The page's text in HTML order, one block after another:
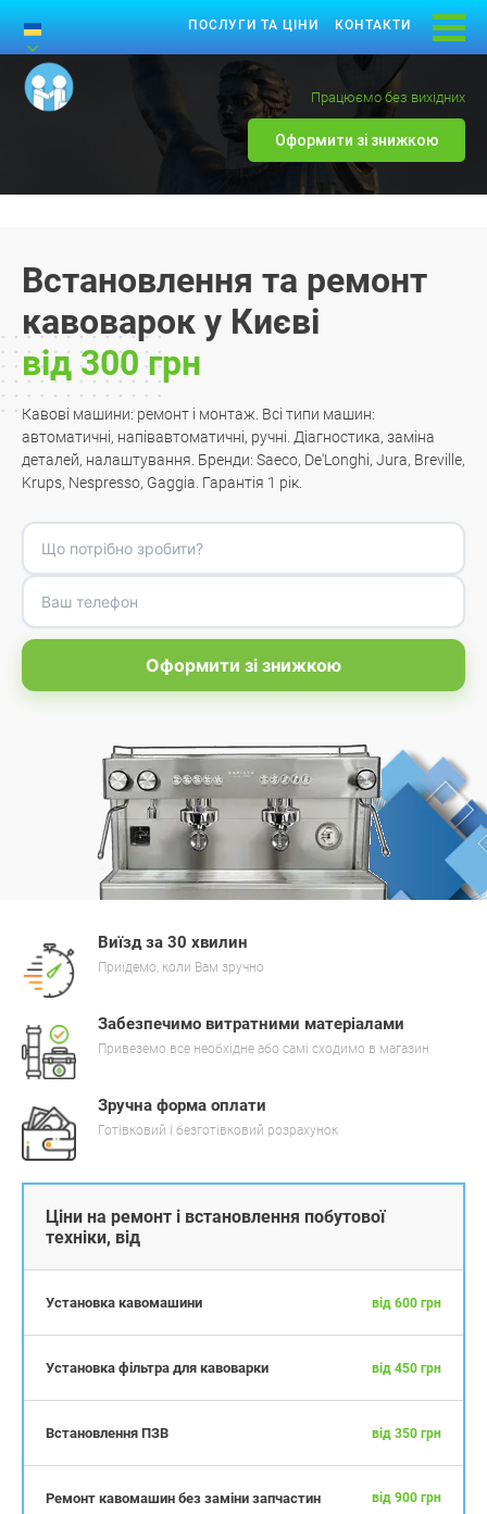
ПОСЛУГИ ТА ЦІНИ КОНТАКТИ
Працюємо без вихідних
Оформити зі знижкою
Встановлення та ремонт
кавоварок у Києві
від 300 грн
Кавові машини: ремонт і монтаж. Всі типи машин:
автоматичні, напівавтоматичні, ручні. Діагностика, заміна
деталей, налаштування. Бренди: Saeco, De'Longhi, Jura, Breville,
Krups, Nespresso, Gaggia. Гарантія 1 рік.
Оформити зі знижкою
Виїзд за 30 хвилин
Приїдемо, коли Вам зручно
Забезпечимо витратними матеріалами
Привеземо все необхідне або самі сходимо в магазин
Зручна форма оплати
Готівковий і безготівковий розрахунок
Ціни на ремонт і встановлення побутової
техніки, від
Установка кавомашини від 600 грн
Установка фільтра для кавоварки від 450 грн
Встановлення ПЗВ від 350 грн
Ремонт кавомашин без заміни запчастин від 900 грн